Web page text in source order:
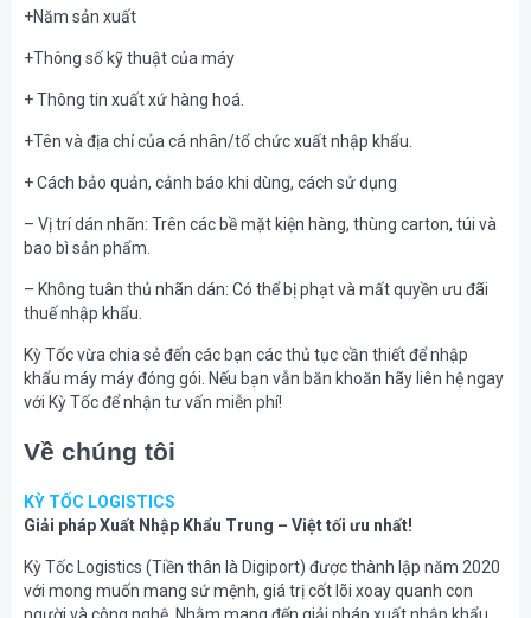
+Năm sản xuất
+Thông số kỹ thuật của máy
+ Thông tin xuất xứ hàng hoá.
+Tên và địa chỉ của cá nhân/tổ chức xuất nhập khẩu.
+ Cách bảo quản, cảnh báo khi dùng, cách sử dụng
– Vị trí dán nhãn: Trên các bề mặt kiện hàng, thùng carton, túi và
bao bì sản phẩm.
– Không tuân thủ nhãn dán: Có thể bị phạt và mất quyền ưu đãi
thuế nhập khẩu.
Kỳ Tốc vừa chia sẻ đến các bạn các thủ tục cần thiết để nhập
khẩu máy máy đóng gói. Nếu bạn vẫn băn khoăn hãy liên hệ ngay
với Kỳ Tốc để nhận tư vấn miễn phí!
Về chúng tôi
KỲ TỐC LOGISTICS
Giải pháp Xuất Nhập Khẩu Trung – Việt tối ưu nhất!
Kỳ Tốc Logistics (Tiền thân là Digiport) được thành lập năm 2020
với mong muốn mang sứ mệnh, giá trị cốt lõi xoay quanh con